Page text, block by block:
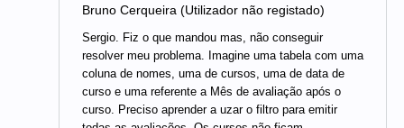
Bruno Cerqueira (Utilizador não registado)
Sergio. Fiz o que mandou mas, não conseguir
resolver meu problema. Imagine uma tabela com uma
coluna de nomes, uma de cursos, uma de data de
curso e uma referente a Mês de avaliação após o
curso. Preciso aprender a uzar o filtro para emitir